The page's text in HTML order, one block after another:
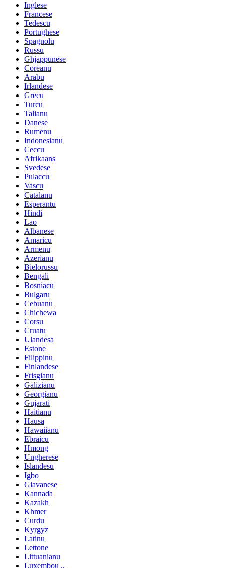
Inglese
Francese
Tedescu
Portughese
Spagnolu
Russu
Ghjappunese
Coreanu
Arabu
Irlandese
Grecu
Turcu
Talianu
Danese
Rumenu
Indonesianu
Ceccu
Afrikaans
Svedese
Pulaccu
Vascu
Catalanu
Esperantu
Hindi
Lao
Albanese
Amaricu
Armenu
Azerianu
Bielorussu
Bengali
Bosniacu
Bulgaru
Cebuanu
Chichewa
Corsu
Cruatu
Ulandesa
Estone
Filippinu
Finlandese
Frisgianu
Galizianu
Georgianu
Gujarati
Haitianu
Hausa
Hawaiianu
Ebraicu
Hmong
Ungherese
Islandesu
Igbo
Giavanese
Kannada
Kazakh
Khmer
Curdu
Kyrgyz
Latinu
Lettone
Littuanianu
Luxembou ..